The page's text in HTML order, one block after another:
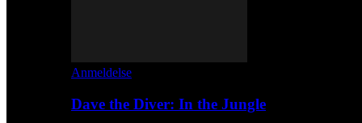
Anmeldelse
Dave the Diver: In the Jungle